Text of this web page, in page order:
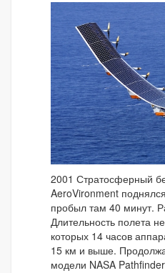
2001 Стратосферный
AeroVironment
пробыл там 40 минут.
Длительность полета
которых 14 часов
15 км и выше.
модели NASA